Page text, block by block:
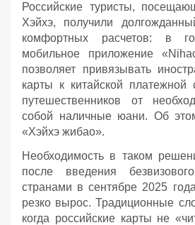
Российские туристы,
Хэйхэ, получили
комфортных расчетов: в
мобильное приложение
позволяет привязывать
карты к китайской платежной
путешественников от
собой наличные юани. Об
«Хэйхэ жибао».
Необходимость в таком
после введения
странами в сентябре 2025
резко вырос. Традиционные
когда российские карты не